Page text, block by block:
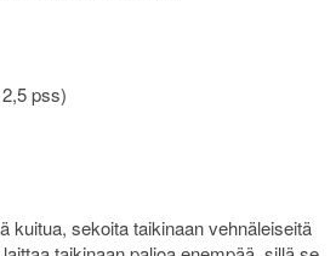
pss)
kuitua, sekoita taikinaan vehnäleiseitä